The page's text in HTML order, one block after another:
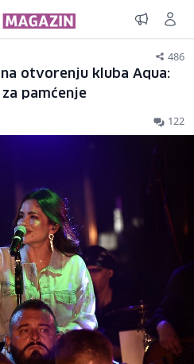
486
otvorenju kluba Aqua:
pamćenje
122